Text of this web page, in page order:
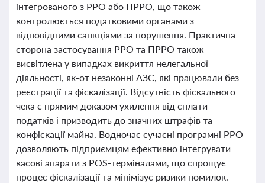
інтегрованого з РРО або ПРРО, що також
контролюється податковими органами з
відповідними санкціями за порушення. Практична
сторона застосування РРО та ПРРО також
висвітлена у випадках викриття нелегальної
діяльності, як-от незаконні АЗС, які працювали без
реєстрації та фіскалізації. Відсутність фіскального
чека є прямим доказом ухилення від сплати
податків і призводить до значних штрафів та
конфіскації майна. Водночас сучасні програмні РРО
дозволяють підприємцям ефективно інтегрувати
касові апарати з POS-терміналами, що спрощує
процес фіскалізації та мінімізує ризики помилок.